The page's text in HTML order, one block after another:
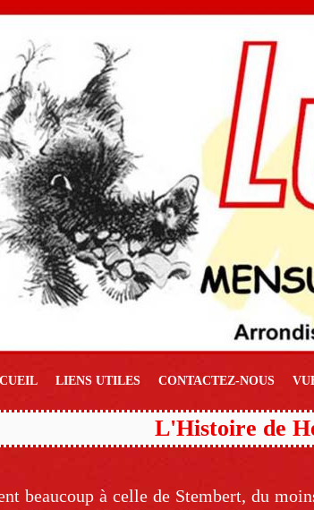
LIENS UTILES CONTACTEZ-NOUS
L'Histoire de
beaucoup à celle de Stembert, du